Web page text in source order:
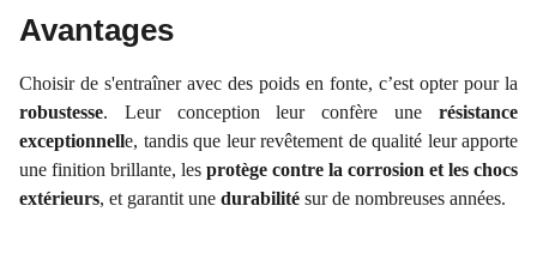
Avantages
Choisir de s'entraîner avec des poids en fonte, c’est opter pour la
robustesse. Leur conception leur confère une résistance
exceptionnelle, tandis que leur revêtement de qualité leur apporte
une finition brillante, les protège contre la corrosion et les chocs
extérieurs, et garantit une durabilité sur de nombreuses années.